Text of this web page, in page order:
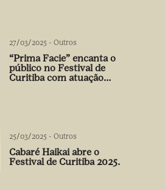
27/03/2025 - Outros
“Prima Facie” encanta o
público no Festival de
Curitiba com atuação
25/03/2025 - Outros
Cabaré Haikai abre o
Festival de Curitiba 2025.